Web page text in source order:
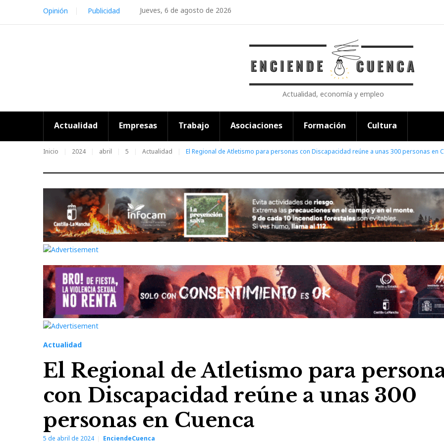
content
Jueves, 6 de agosto de 2026
Opinión Publicidad
Actualidad, economía y empleo
Actualidad Empresas Trabajo Asociaciones Formación Cultura
Inicio 2024 abril 5 Actualidad El Regional de Atletismo para personas con Discapacidad reúne a unas 300 personas en
Actualidad
El Regional de Atletismo para
con Discapacidad reúne a unas 300
personas en Cuenca
5 de abril de 2024 EnciendeCuenca